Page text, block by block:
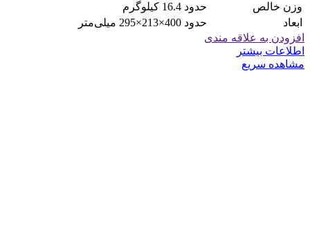
وزن خالص
حدود 16.4 کیلوگرم
ابعاد
حدود 400×213×295 میلی‌متر
افزودن به علاقه مندی
اطلاعات بیشتر
مشاهده سریع